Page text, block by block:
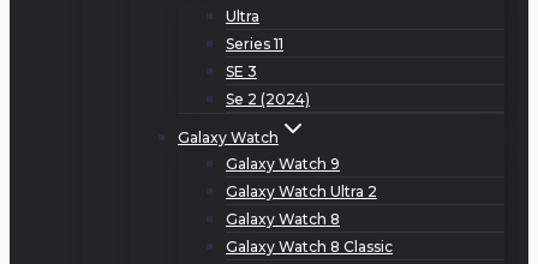
Ultra
Series 11
SE 3
Se 2 (2024)
Galaxy Watch
Galaxy Watch 9
Galaxy Watch Ultra 2
Galaxy Watch 8
Galaxy Watch 8 Classic